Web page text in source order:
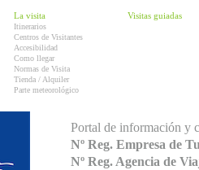
La visita
Itinerarios
Centros de Visitantes
Accesibilidad
Como llegar
Normas de Visita
Tienda / Alquiler
Parte meteorológico
Visitas guiadas
Portal de información y
Nº Reg. Empresa de
Nº Reg. Agencia de